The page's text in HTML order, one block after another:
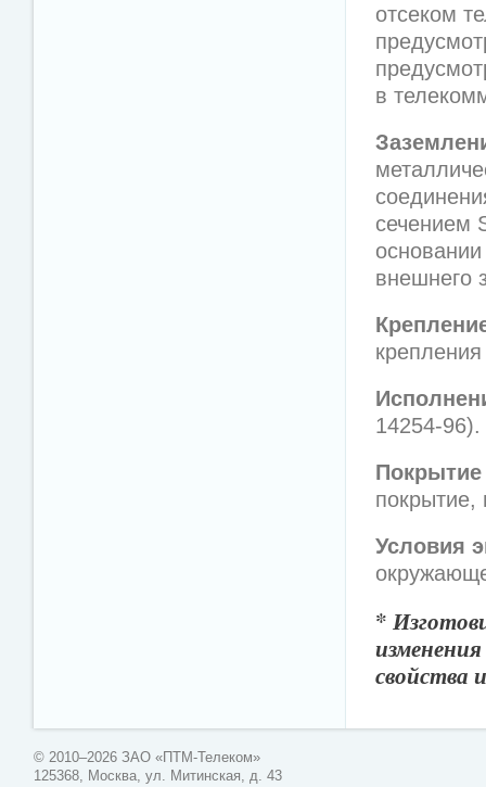
отсеком
в
сечением
внешнего
14254-96).
покрытие,
Условия
*
свойства
© 2010–2026 ЗАО «ПТМ-Телеком»
125368, Москва, ул. Митинская, д. 43